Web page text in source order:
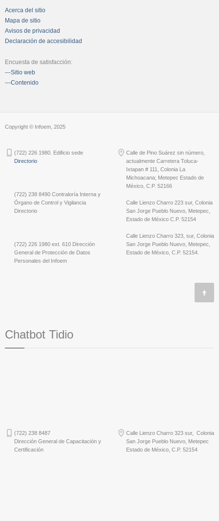
Acerca del sitio
Mapa de sitio
Avisos de privacidad
Declaración de accesibilidad
Encuesta de satisfacción:
---Sitio web
---Contenido
Copyright © Infoem, 2025
(722) 226 1980. Edificio sede
Directorio
(722) 238 8490 Contraloría Interna y
Órgano de Control y Vigilancia
Directorio
(722) 226 1980 ext. 610 Dirección
General de Protección de Datos
Personales del Infoem
Calle de Pino Suárez sin número,
actualmente Carretera Toluca-
Ixtapan # 111, Colonia La
Michoacana; Metepec Estado de
México, C.P. 52166
Calle Lienzo Charro 223 sur, Colonia
San Jorge Pueblo Nuevo, Metepec,
Estado de México C.P. 52154
Calle Lienzo Charro 323, sur, Colonia
San Jorge Pueblo Nuevo, Metepec,
Estado de México, C.P. 52154.
Chatbot Tidio
(722) 238 8487
Dirección General de Capacitación y
Certificación
Calle Lienzo Charro 323 sur, Colonia
San Jorge Pueblo Nuevo, Metepec
Estado de México, C.P. 52154